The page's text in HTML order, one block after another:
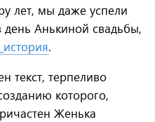
лет, мы даже успели
день Анькиной свадьбы,
.
текст, терпеливо
которого,
Женька